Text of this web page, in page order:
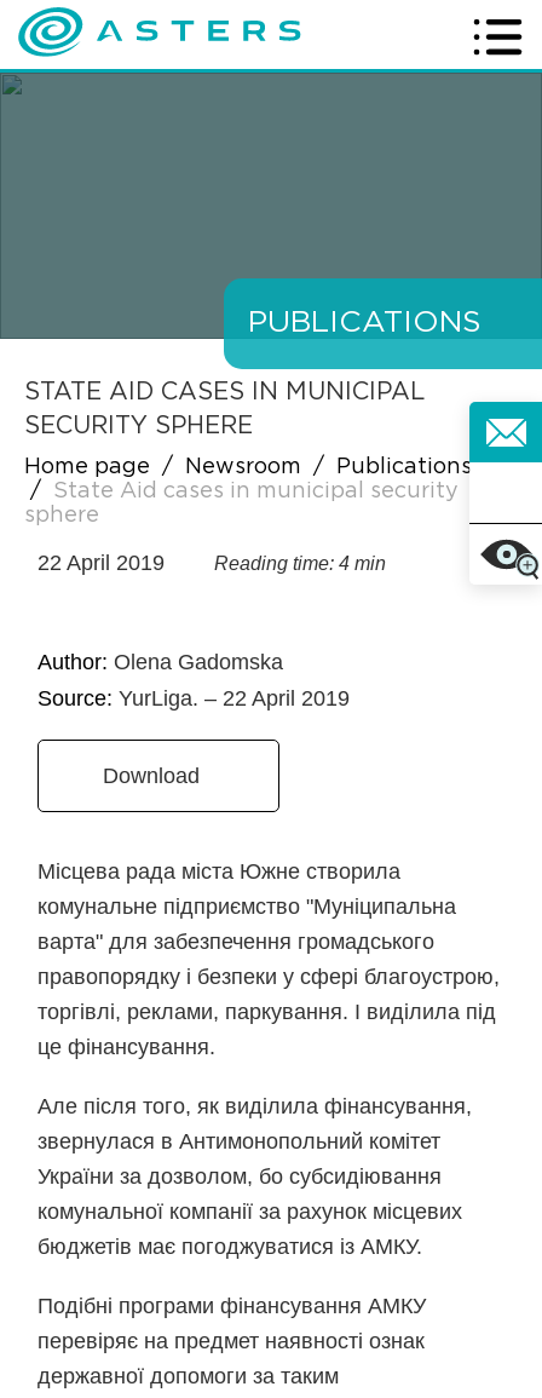
PUBLICATIONS
STATE AID CASES IN MUNICIPAL
SECURITY SPHERE
Home page / Newsroom /
Publications
/
State Aid cases in municipal security
sphere
22 April 2019 Reading time: 4 min
Author: Olena Gadomska
Source:YurLiga. – 22 April 2019
Download
Місцева рада міста Южне створила
комунальне підприємство "Муніципальна
варта" для забезпечення громадського
правопорядку і безпеки у сфері благоустрою,
торгівлі, реклами, паркування. І виділила під
це фінансування.
Але після того, як виділила фінансування,
звернулася в Антимонопольний комітет
України за дозволом, бо субсидіювання
комунальної компанії за рахунок місцевих
бюджетів має погоджуватися із АМКУ.
Подібні програми фінансування АМКУ
перевіряє на предмет наявності ознак
державної допомоги за таким